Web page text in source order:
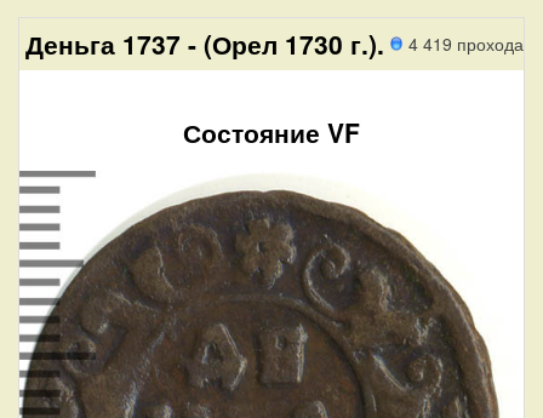
4 419 прохода
Деньга 1737 - (Орел 1730 г.).
Состояние VF